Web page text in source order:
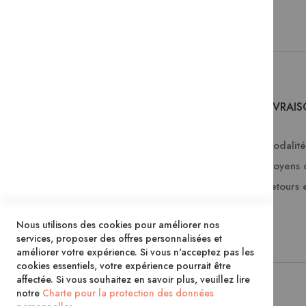
Inscription à la newsletter
Nous utilisons des cookies pour améliorer nos
services, proposer des offres personnalisées et
améliorer votre expérience. Si vous n'acceptez pas les
cookies essentiels, votre expérience pourrait être
affectée. Si vous souhaitez en savoir plus, veuillez lire
notre Charte pour la protection des données